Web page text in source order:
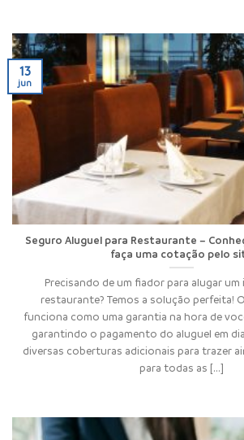
Seguro Aluguel para Restaurante –
faça uma cotação pelo
Precisando de um fiador para alugar um
restaurante? Temos a solução perfeita!
funciona como uma garantia na hora de
garantindo o pagamento do aluguel em
diversas coberturas adicionais para trazer
para todas as [...]
13
jun